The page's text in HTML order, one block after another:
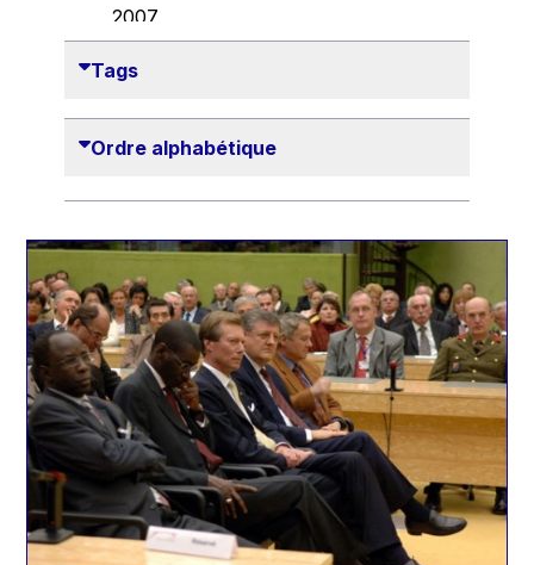
2007
2012
2013
2014
2015
2016
2017
2018
2019
2020
2021
Tags
Ordre alphabétique